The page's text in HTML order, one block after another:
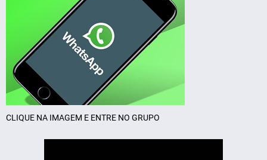
CLIQUE NA IMAGEM E ENTRE NO GRUPO